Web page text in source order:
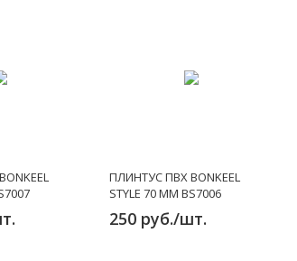
ПЛИНТУС ПВХ BONKEEL
STYLE 70 ММ BS7006
250 руб./шт.